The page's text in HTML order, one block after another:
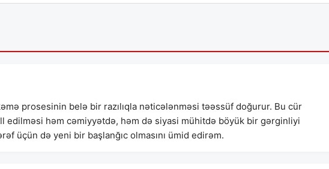
prosesinin belə bir razılıqla nəticələnməsi təəssüf doğurur. Bu cür
edilməsi həm cəmiyyətdə, həm də siyasi mühitdə böyük bir gərginliyi
üçün də yeni bir başlanğıc olmasını ümid edirəm.